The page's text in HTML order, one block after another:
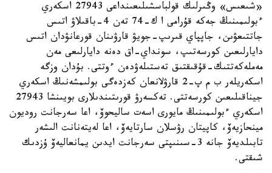
«شىعىس» وڭىرلىك قولباسشىلىعىنداعى 27943 اسكەري
ءبولىمىنىڭ جەكە قۇرامى ا ك-74 تەن 4-باقىلاۋ اتىس
جاتتىعۋىن، جاپپاي قىرىپ-جويۋ قارۋىنان قورعانۋدان اتىس
دايارلىعىن كورسەتىپ، سونداي-اق دەنە دايارلىعى مەن
مەملەكەتتىك-قۇقىقتىق تەستىلەۋدەن ءوتتى. بۇدان وزگە
اسكەريلەر ب م پ-2 قارۋلانعان كەزدەگى بولىمشەنىڭ اسكەري
جيناقىلىعىن كورسەتتى. تەكسەرۋ قورىتىندىلارى بويىنشا 27943
اسكەري ءبولىمىنىڭ مايورى اسەت ساليحوۆ، اعا سەرجانت روديون
مينحازيەۆ، كاپيتان رۋسلان سارتايەۆ، اعا لەيتەنانت الىشەر
تابىلديەۆ جانە 3-سىنىپتى سەرجانت ايدىن يمانعاليەۆ ۇزدىك
شىقتى.